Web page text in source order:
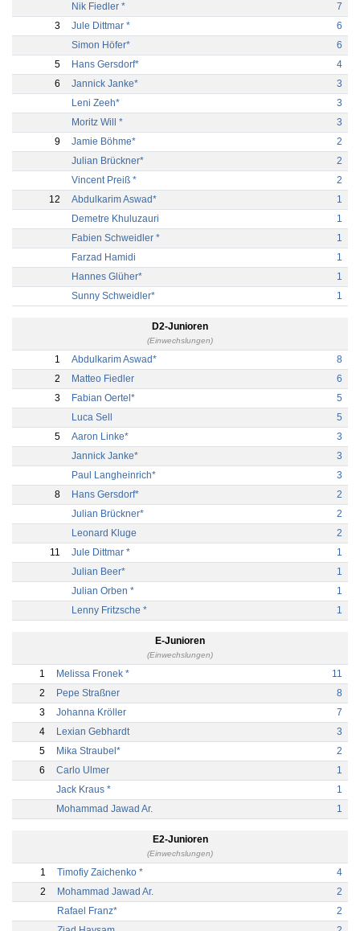
Nik Fiedler *
7
3
Jule Dittmar *
6
Simon Höfer*
6
5
Hans Gersdorf*
4
6
Jannick Janke*
3
Leni Zeeh*
3
Moritz Will *
3
9
Jamie Böhme*
2
Julian Brückner*
2
Vincent Preiß *
2
12
Abdulkarim Aswad*
1
Demetre Khuluzauri
1
Fabien Schweidler *
1
Farzad Hamidi
1
Hannes Glüher*
1
Sunny Schweidler*
1
D2-Junioren
(Einwechslungen)
1 Abdulkarim Aswad*
8
2
Matteo Fiedler
6
3
Fabian Oertel*
5
Luca Sell
5
5
Aaron Linke*
3
Jannick Janke*
3
Paul Langheinrich*
3
8
Hans Gersdorf*
2
Julian Brückner*
2
Leonard Kluge
2
11
Jule Dittmar *
1
Julian Beer*
1
Julian Orben *
1
Lenny Fritzsche *
1
E-Junioren
(Einwechslungen)
1 Melissa Fronek *
11
2
Pepe Straßner
8
3
Johanna Kröller
7
4
Lexian Gebhardt
3
5
Mika Straubel*
2
6
Carlo Ulmer
1
Jack Kraus *
1
Mohammad Jawad Ar.
1
E2-Junioren
(Einwechslungen)
1 Timofiy Zaichenko *
4
2
Mohammad Jawad Ar.
2
Rafael Franz*
2